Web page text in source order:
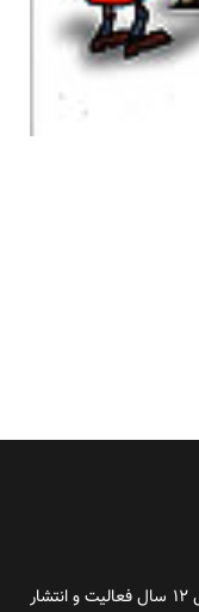
روز آنلاین روزنامه‌ای اینترنتی بود که پس از طول ۱۲ سال فعالیت و انتشار